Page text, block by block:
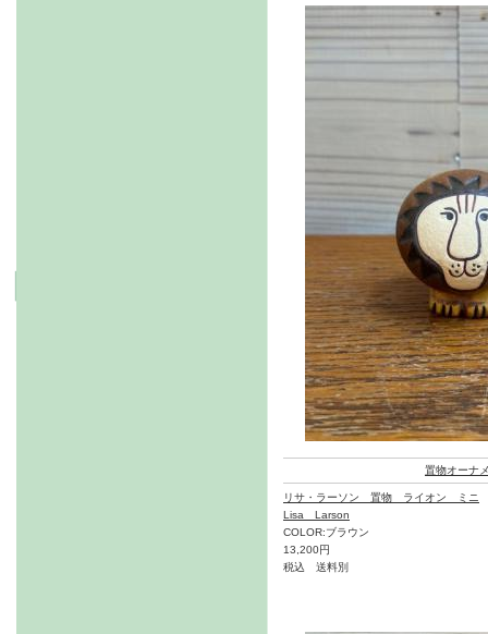
置物オーナ
リサ・ラーソン 置物 ライオン ミニ
Lisa Larson
COLOR:ブラウン
13,200円
税込 送料別